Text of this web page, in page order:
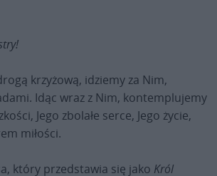
krzyżową, idziemy za Nim,
Idąc wraz z Nim, kontemplujemy
Jego zbolałe serce, Jego życie,
miłości.
który przedstawia się jako Król